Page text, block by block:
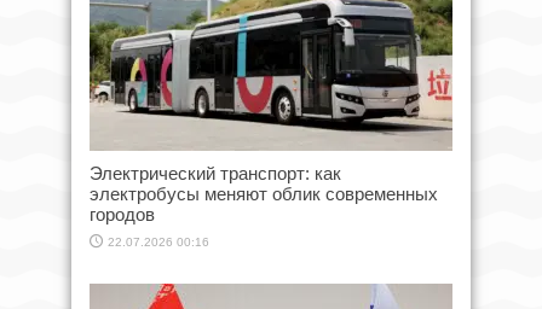
Электрический транспорт: как
электробусы меняют облик современных
городов
22.07.2026 00:16